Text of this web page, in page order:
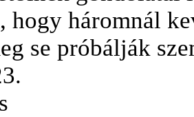
hogy háromnál
se próbálják